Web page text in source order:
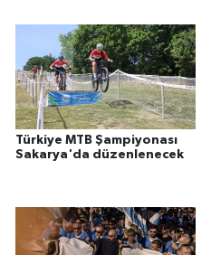
Türkiye MTB Şampiyonası
Sakarya'da düzenlenecek